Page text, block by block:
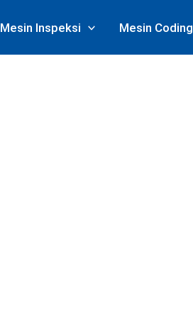
Mesin Inspeksi Mesin Coding